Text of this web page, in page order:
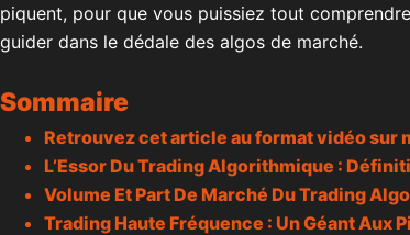
piquent, pour que vous puissiez tout
guider dans le dédale des algos de marché.
Sommaire
Retrouvez cet article au format vidéo sur
L’Essor Du Trading Algorithmique :
Volume Et Part De Marché Du Trading
Trading Haute Fréquence : Un Géant Aux